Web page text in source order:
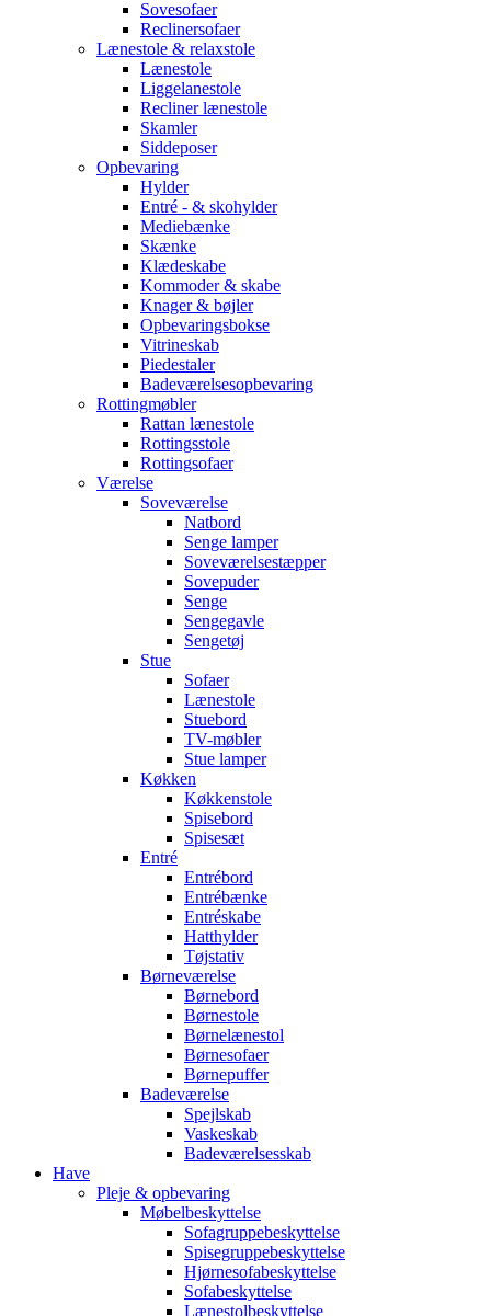
Sovesofaer
Reclinersofaer
Lænestole & relaxstole
Lænestole
Liggelanestole
Recliner lænestole
Skamler
Siddeposer
Opbevaring
Hylder
Entré - & skohylder
Mediebænke
Skænke
Klædeskabe
Kommoder & skabe
Knager & bøjler
Opbevaringsbokse
Vitrineskab
Piedestaler
Badeværelsesopbevaring
Rottingmøbler
Rattan lænestole
Rottingsstole
Rottingsofaer
Værelse
Soveværelse
Natbord
Senge lamper
Soveværelsestæpper
Sovepuder
Senge
Sengegavle
Sengetøj
Stue
Sofaer
Lænestole
Stuebord
TV-møbler
Stue lamper
Køkken
Køkkenstole
Spisebord
Spisesæt
Entré
Entrébord
Entrébænke
Entréskabe
Hatthylder
Tøjstativ
Børneværelse
Børnebord
Børnestole
Børnelænestol
Børnesofaer
Børnepuffer
Badeværelse
Spejlskab
Vaskeskab
Badeværelsesskab
Have
Pleje & opbevaring
Møbelbeskyttelse
Sofagruppebeskyttelse
Spisegruppebeskyttelse
Hjørnesofabeskyttelse
Sofabeskyttelse
Lænestolbeskyttelse